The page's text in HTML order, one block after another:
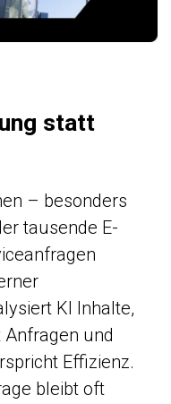
statt
– besonders
tausende E-
KI Inhalte,
und
Effizienz.
bleibt oft